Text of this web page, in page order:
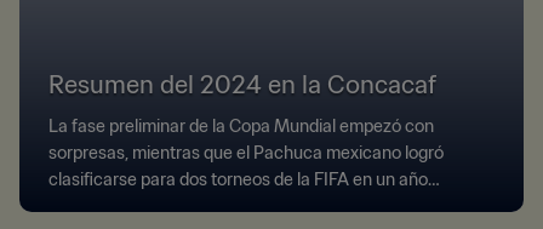
Resumen del 2024 en la Concacaf
La fase preliminar de la Copa Mundial empezó con
sorpresas, mientras que el Pachuca mexicano logró
clasificarse para dos torneos de la FIFA en un año